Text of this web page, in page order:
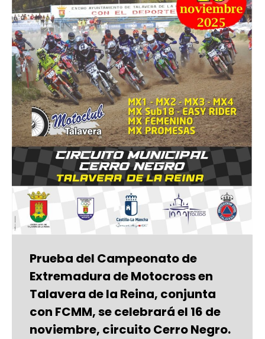
Prueba del Campeonato de
Extremadura de Motocross en
Talavera de la Reina, conjunta
con FCMM, se celebrará el 16 de
noviembre, circuito Cerro Negro.